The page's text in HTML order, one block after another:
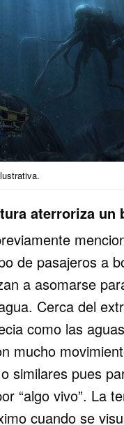
aterroriza un
de pasajeros a
a asomarse
Cerca del
como las
mucho
similares pues
“algo vivo”. La
cuando se